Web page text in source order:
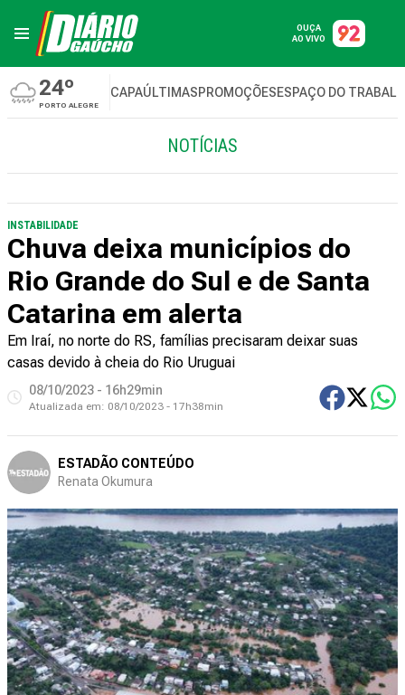
OUÇA
AO VIVO
24º
PORTO ALEGRE
CAPAÚLTIMASPROMOÇÕESESPAÇO DO
NOTÍCIAS
INSTABILIDADE
Chuva deixa municípios do
Rio Grande do Sul e de Santa
Catarina em alerta
Em Iraí, no norte do RS, famílias precisaram deixar suas
casas devido à cheia do Rio Uruguai
08/10/2023 - 16h29min
Atualizada em: 08/10/2023 - 17h38min
ESTADÃO CONTEÚDO
Renata Okumura